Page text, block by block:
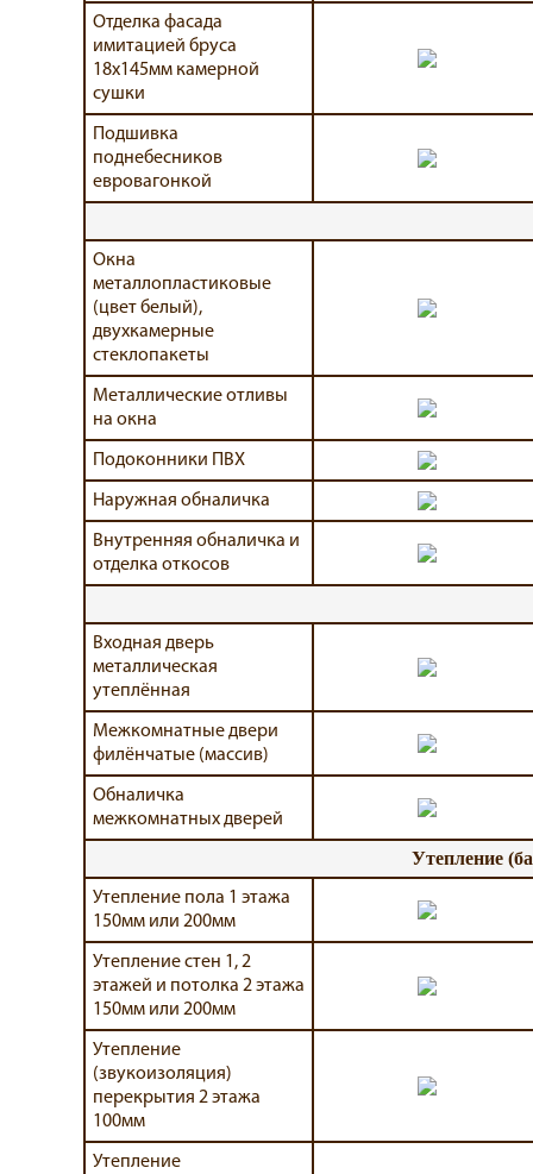
Отделка фасада
имитацией бруса
18х145мм камерной
сушки
Подшивка
поднебесников
евровагонкой
Окна
металлопластиковые
(цвет белый),
двухкамерные
стеклопакеты
Металлические отливы
на окна
Подоконники ПВХ
Наружная обналичка
Внутренняя обналичка и
отделка откосов
Входная дверь
металлическая
утеплённая
Межкомнатные двери
филёнчатые (массив)
Обналичка
межкомнатных дверей
Утепление
Утепление пола 1 этажа
150мм или 200мм
Утепление стен 1, 2
этажей и потолка 2 этажа
150мм или 200мм
Утепление
(звукоизоляция)
перекрытия 2 этажа
100мм
Утепление